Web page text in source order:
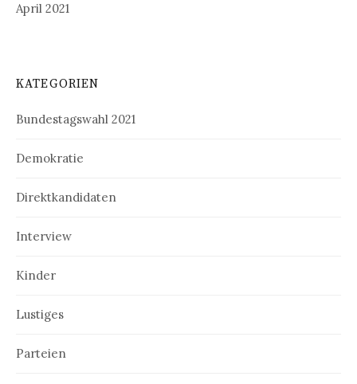
April 2021
KATEGORIEN
Bundestagswahl 2021
Demokratie
Direktkandidaten
Interview
Kinder
Lustiges
Parteien